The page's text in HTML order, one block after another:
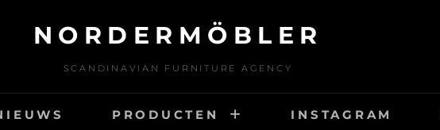
NORDERMÖBLER
SCANDINAVIAN FURNITURE AGENCY
PRODUCTEN INSTAGRAM